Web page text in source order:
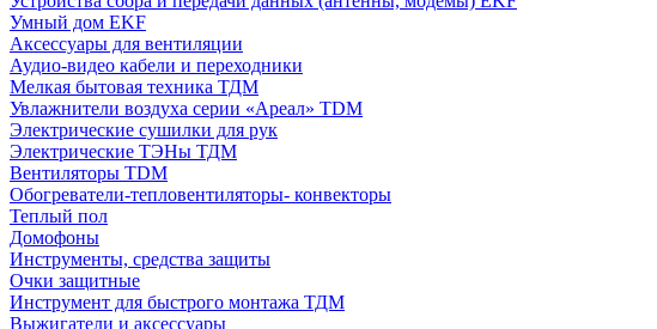
Умный дом EKF
Аксессуары для вентиляции
Аудио-видео кабели и переходники
Мелкая бытовая техника ТДМ
Увлажнители воздуха серии «Ареал» TDM
Электрические сушилки для рук
Электрические ТЭНы ТДМ
Вентиляторы TDM
Обогреватели-тепловентиляторы- конвекторы
Теплый пол
Домофоны
Инструменты, средства защиты
Очки защитные
Инструмент для быстрого монтажа ТДМ
Выжигатели и аксессуары